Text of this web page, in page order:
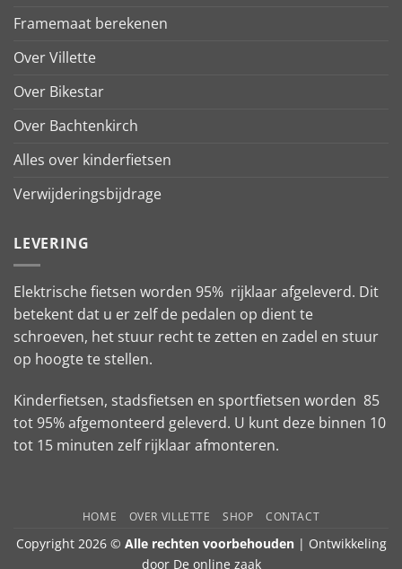
Framemaat berekenen
Over Villette
Over Bikestar
Over Bachtenkirch
Alles over kinderfietsen
Verwijderingsbijdrage
LEVERING
Elektrische fietsen worden 95% rijklaar afgeleverd. Dit
betekent dat u er zelf de pedalen op dient te
schroeven, het stuur recht te zetten en zadel en stuur
op hoogte te stellen.
Kinderfietsen, stadsfietsen en sportfietsen worden 85
tot 95% afgemonteerd geleverd. U kunt deze binnen 10
tot 15 minuten zelf rijklaar afmonteren.
HOME OVER VILLETTE SHOP CONTACT
Copyright 2026 © Alle rechten voorbehouden| Ontwikkeling
door De online zaak